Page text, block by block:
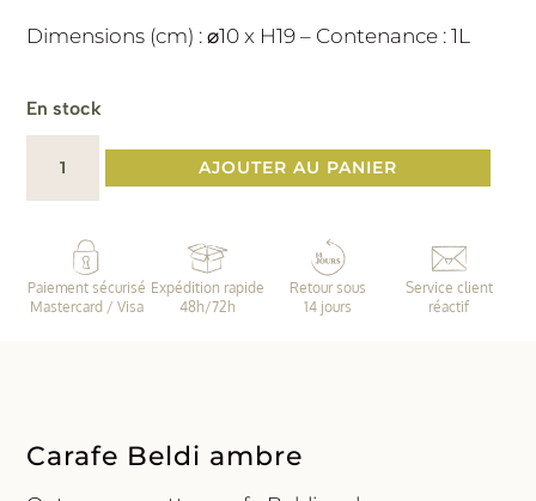
Dimensions (cm) : ⌀10 x H19 – Contenance : 1L
En stock
Carafe
ambre
AJOUTER AU PANIER
Paiement sécurisé
Mastercard / Visa
Expédition rapide
48h/72h
Retour sous
14 jours
Service client
réactif
Carafe Beldi ambre